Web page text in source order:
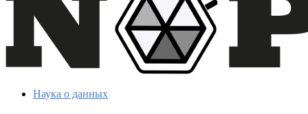
Наука о данных